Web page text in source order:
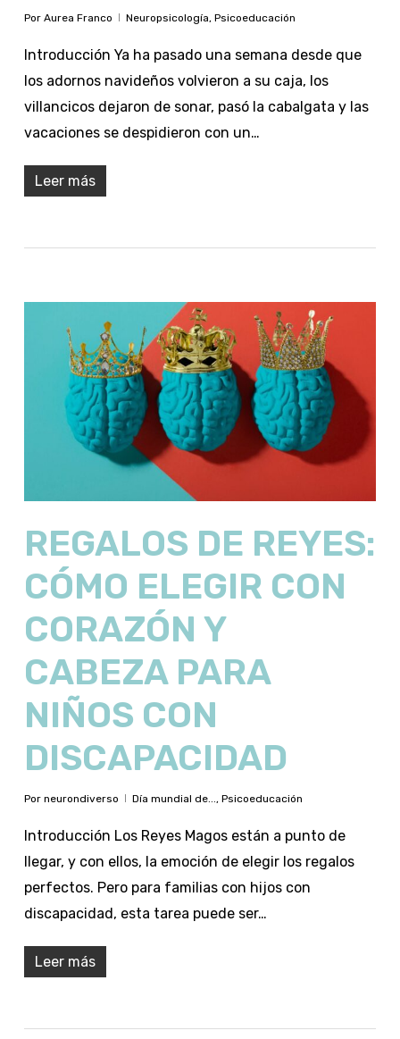
Por Aurea Franco Neuropsicología, Psicoeducación
Introducción Ya ha pasado una semana desde que
los adornos navideños volvieron a su caja, los
villancicos dejaron de sonar, pasó la cabalgata y las
vacaciones se despidieron con un…
Leer más
REGALOS DE REYES:
CÓMO ELEGIR CON
CORAZÓN Y
CABEZA PARA
NIÑOS CON
DISCAPACIDAD
Por neurondiverso Día mundial de..., Psicoeducación
Introducción Los Reyes Magos están a punto de
llegar, y con ellos, la emoción de elegir los regalos
perfectos. Pero para familias con hijos con
discapacidad, esta tarea puede ser…
Leer más